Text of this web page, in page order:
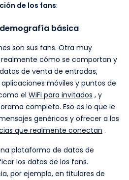
de los fans:
básica
son sus fans. Otra muy
cómo se comportan y
de venta de entradas,
móviles y puntos de
el WiFi para invitados , y
completo. Eso es lo que le
genéricos y ofrecer a los
que realmente conectan .
plataforma de datos de
los datos de los fans.
por ejemplo, en titulares de